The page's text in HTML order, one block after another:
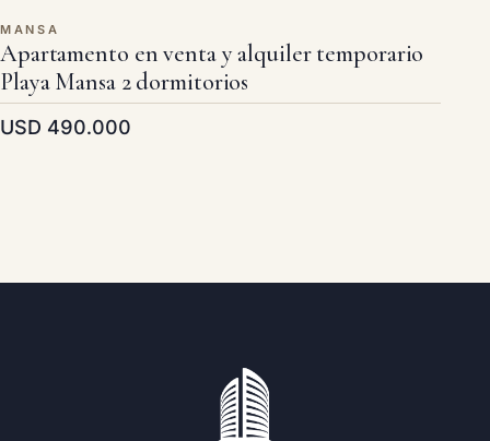
MANSA
Apartamento en venta y alquiler temporario
Playa Mansa 2 dormitorios
USD 490.000